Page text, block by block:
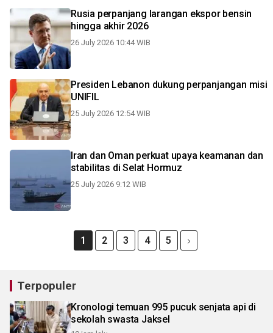
Rusia perpanjang larangan ekspor bensin
hingga akhir 2026
26 July 2026 10:44 WIB
Presiden Lebanon dukung perpanjangan misi
UNIFIL
25 July 2026 12:54 WIB
Iran dan Oman perkuat upaya keamanan dan
stabilitas di Selat Hormuz
25 July 2026 9:12 WIB
1 2 3 4 5
Terpopuler
Kronologi temuan 995 pucuk senjata api di
sekolah swasta Jaksel